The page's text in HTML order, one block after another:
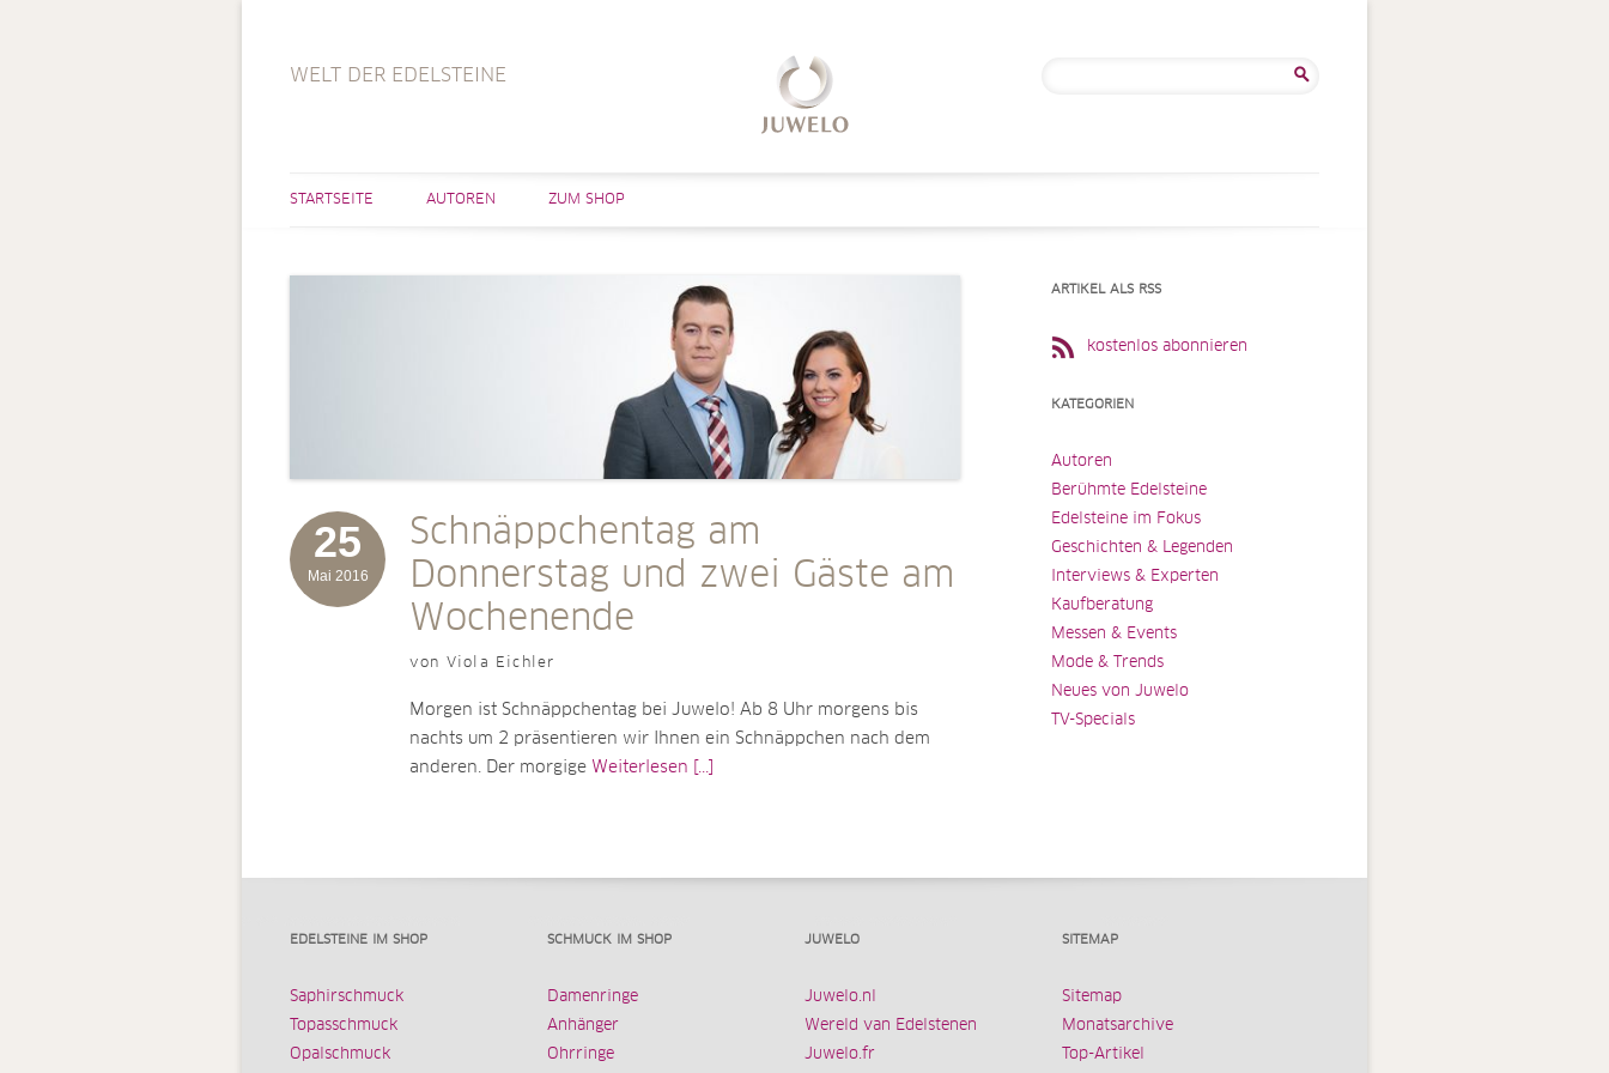
WELT DER EDELSTEINE
STARTSEITE AUTOREN ZUM SHOP
25
Mai 2016
Schnäppchentag am
Donnerstag und zwei Gäste am
Wochenende
von Viola Eichler
Morgen ist Schnäppchentag bei Juwelo! Ab 8 Uhr morgens bis
nachts um 2 präsentieren wir Ihnen ein Schnäppchen nach dem
anderen. Der morgige Weiterlesen [...]
ARTIKEL ALS RSS
kostenlos abonnieren
KATEGORIEN
Autoren
Berühmte Edelsteine
Edelsteine im Fokus
Geschichten & Legenden
Interviews & Experten
Kaufberatung
Messen & Events
Mode & Trends
Neues von Juwelo
TV-Specials
EDELSTEINE IM SHOP
Saphirschmuck
Topasschmuck
Opalschmuck
SCHMUCK IM SHOP
Damenringe
Anhänger
Ohrringe
JUWELO
Juwelo.nl
Wereld van Edelstenen
Juwelo.fr
SITEMAP
Sitemap
Monatsarchive
Top-Artikel